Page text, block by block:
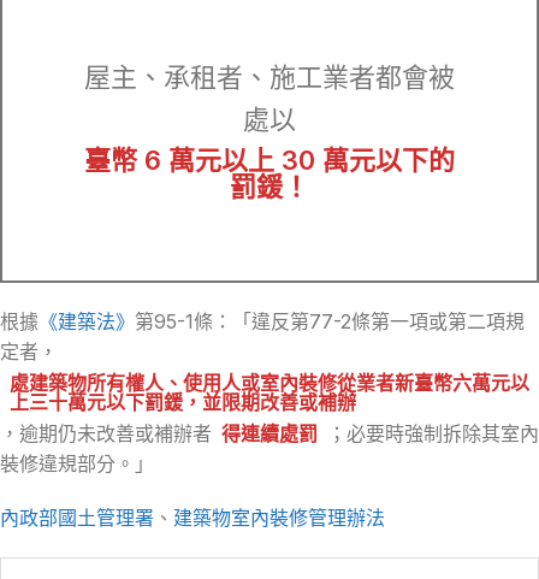
屋主、承租者、施工業者都會被
處以
臺幣 6 萬元以上 30 萬元以下的
罰鍰！
根據 《建築法》 第95-1條：「違反第77-2條第一項或第二項規
定者，
處建築物所有權人、使用人或室內裝修從業者新臺幣六萬元以
上三十萬元以下罰鍰，並限期改善或補辦
，逾期仍未改善或補辦者 得連續處罰
；必要時強制拆除其室內
裝修違規部分。」
內政部國土管理署 、 建築物室內裝修管理辦法